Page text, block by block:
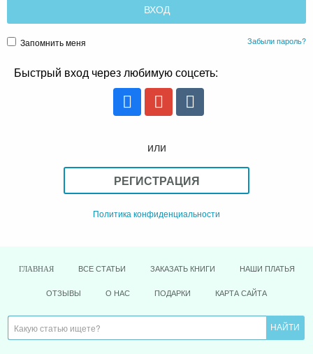
Запомнить меня Забыли пароль?
Быстрый вход через любимую соцсеть:
или
РЕГИСТРАЦИЯ
Политика конфиденциальности
ГЛАВНАЯ ВСЕ СТАТЬИ ЗАКАЗАТЬ КНИГИ НАШИ ПЛАТЬЯ
ОТЗЫВЫ О НАС ПОДАРКИ КАРТА САЙТА